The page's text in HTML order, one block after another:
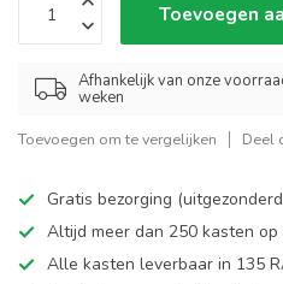
Toevoegen
Afhankelijk van onze
weken
Toevoegen om te vergelijken Deel
Gratis bezorging
Altijd meer dan 250 kasten op
Alle kasten leverbaar in 135